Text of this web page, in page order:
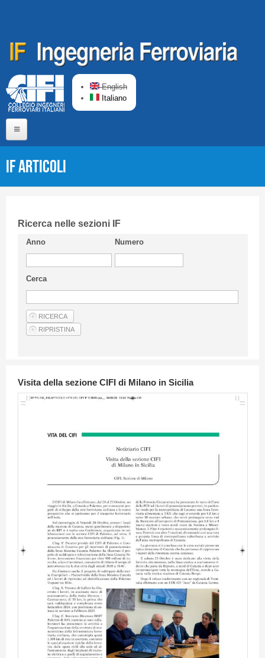
English
Italiano
CIFI in breve
Linee Guida
Privacy Policy
Articoli
IF Articoli
Ricerca nelle sezioni IF
Anno Numero
Cerca
Visita della sezione CIFI di Milano in Sicilia